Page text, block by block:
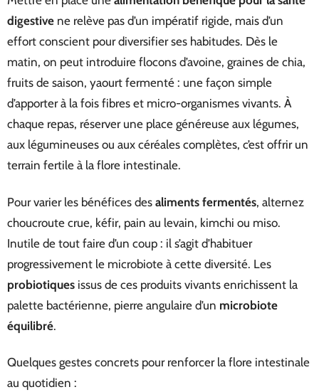
digestive ne relève pas d’un impératif rigide, mais d’un
effort conscient pour diversifier ses habitudes. Dès le
matin, on peut introduire flocons d’avoine, graines de chia,
fruits de saison, yaourt fermenté : une façon simple
d’apporter à la fois fibres et micro-organismes vivants. À
chaque repas, réserver une place généreuse aux légumes,
aux légumineuses ou aux céréales complètes, c’est offrir un
terrain fertile à la flore intestinale.
Pour varier les bénéfices des aliments fermentés, alternez
choucroute crue, kéfir, pain au levain, kimchi ou miso.
Inutile de tout faire d’un coup : il s’agit d’habituer
progressivement le microbiote à cette diversité. Les
probiotiques issus de ces produits vivants enrichissent la
palette bactérienne, pierre angulaire d’un microbiote
équilibré.
Quelques gestes concrets pour renforcer la flore intestinale
au quotidien :